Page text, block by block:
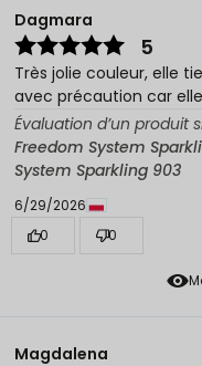
Dagmara
5
Très jolie couleur, elle
avec précaution car
Évaluation d’un produit
Freedom System
System Sparkling 903
6/29/2026
0
0
Magdalena